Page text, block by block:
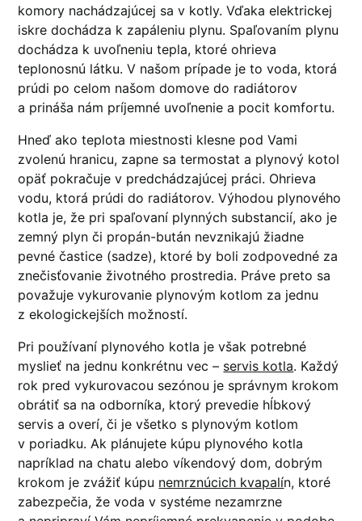
komory nachádzajúcej sa v kotly. Vďaka elektrickej
iskre dochádza k zapáleniu plynu. Spaľovaním plynu
dochádza k uvoľneniu tepla, ktoré ohrieva
teplonosnú látku. V našom prípade je to voda, ktorá
prúdi po celom našom domove do radiátorov
a prináša nám príjemné uvoľnenie a pocit komfortu.
Hneď ako teplota miestnosti klesne pod Vami
zvolenú hranicu, zapne sa termostat a plynový kotol
opäť pokračuje v predchádzajúcej práci. Ohrieva
vodu, ktorá prúdi do radiátorov. Výhodou plynového
kotla je, že pri spaľovaní plynných substancií, ako je
zemný plyn či propán-bután nevznikajú žiadne
pevné častice (sadze), ktoré by boli zodpovedné za
znečisťovanie životného prostredia. Práve preto sa
považuje vykurovanie plynovým kotlom za jednu
z ekologickejších možností.
Pri používaní plynového kotla je však potrebné
myslieť na jednu konkrétnu vec – servis kotla. Každý
rok pred vykurovacou sezónou je správnym krokom
obrátiť sa na odborníka, ktorý prevedie hĺbkový
servis a overí, či je všetko s plynovým kotlom
v poriadku. Ak plánujete kúpu plynového kotla
napríklad na chatu alebo víkendový dom, dobrým
krokom je zvážiť kúpu nemrznúcich kvapalín, ktoré
zabezpečia, že voda v systéme nezamrzne